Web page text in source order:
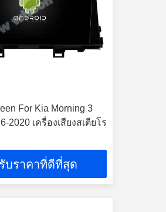
For Kia Morning 3
2020 เครื่องเสียงสเตียโร
รับราคาที่ดีที่สุด